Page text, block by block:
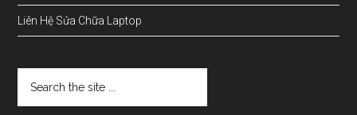
Liên Hệ Sửa Chữa Laptop